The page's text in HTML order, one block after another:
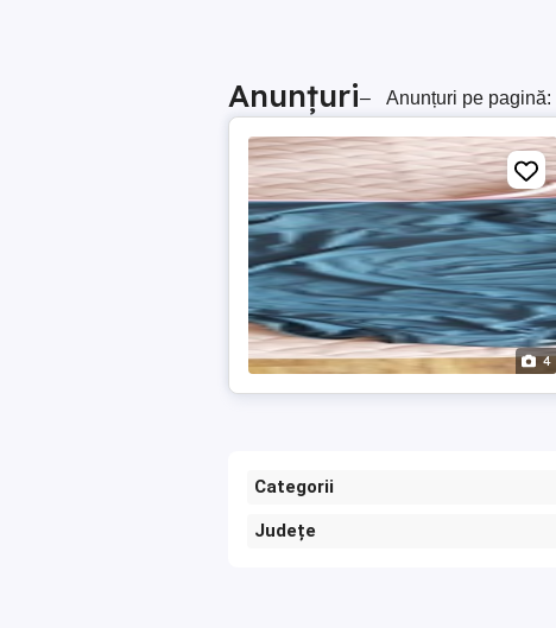
Anunțuri– Anunțuri pe pagină:
4
Categorii
Județe